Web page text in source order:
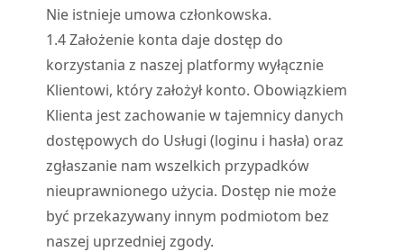
Nie istnieje umowa członkowska.
1.4Założenie konta daje dostęp do
korzystania z naszej platformy wyłącznie
Klientowi, który założył konto. Obowiązkiem
Klienta jest zachowanie w tajemnicy danych
dostępowych do Usługi (loginu i hasła) oraz
zgłaszanie nam wszelkich przypadków
nieuprawnionego użycia. Dostęp nie może
być przekazywany innym podmiotom bez
naszej uprzedniej zgody.